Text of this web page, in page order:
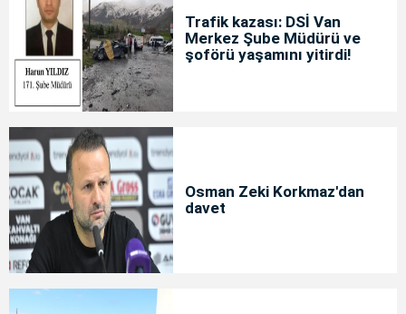
Trafik kazası: DSİ Van
Merkez Şube Müdürü ve
şoförü yaşamını yitirdi!
Osman Zeki Korkmaz'dan
davet